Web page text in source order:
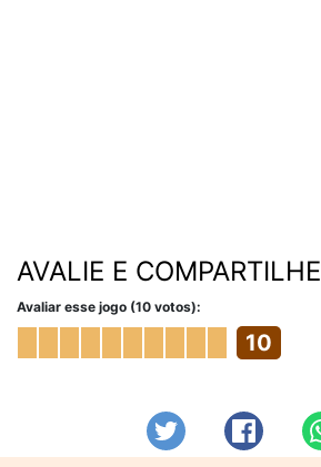
AVALIE E COMPARTILHE
Avaliar esse jogo (10 votos):
10